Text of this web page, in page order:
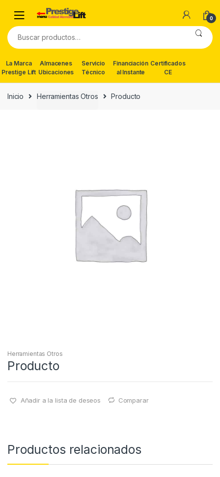
navigation
content
0
Buscar
por:
La Marca
Prestige Lift
Almacenes
Ubicaciones
Servicio
Técnico
Financiación
al Instante
Certificados
CE
Inicio Herramientas Otros Producto
Herramientas Otros
Producto
Añadir a la lista de deseos Comparar
Productos relacionados